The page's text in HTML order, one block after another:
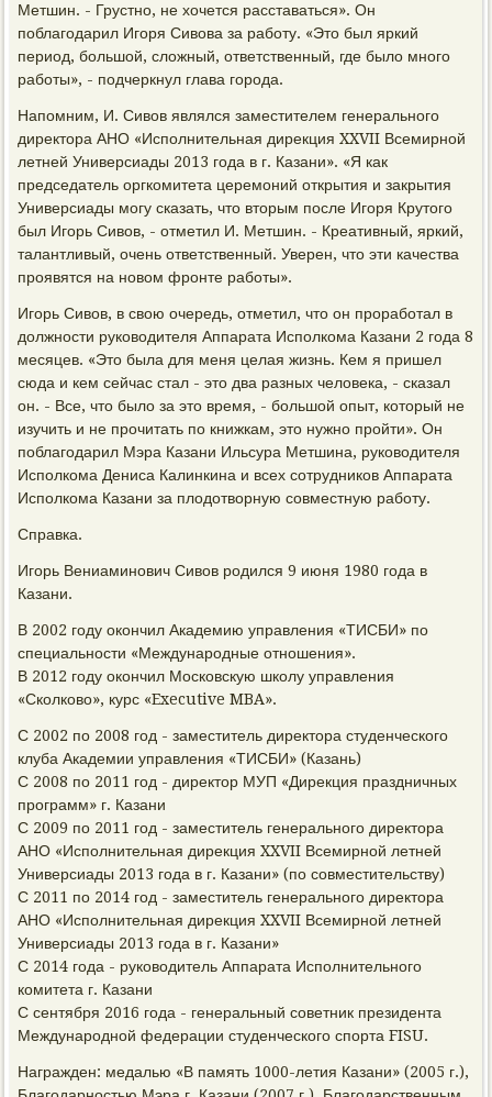
Метшин. - Грустно, не хочется расставаться». Он
поблагодарил Игоря Сивова за работу. «Это был яркий
период, большой, сложный, ответственный, где было много
работы», - подчеркнул глава города.
Напомним, И. Сивов являлся заместителем генерального
директора АНО «Исполнительная дирекция XXVII Всемирной
летней Универсиады 2013 года в г. Казани». «Я как
председатель оргкомитета церемоний открытия и закрытия
Универсиады могу сказать, что вторым после Игоря Крутого
был Игорь Сивов, - отметил И. Метшин. - Креативный, яркий,
талантливый, очень ответственный. Уверен, что эти качества
проявятся на новом фронте работы».
Игорь Сивов, в свою очередь, отметил, что он проработал в
должности руководителя Аппарата Исполкома Казани 2 года 8
месяцев. «Это была для меня целая жизнь. Кем я пришел
сюда и кем сейчас стал - это два разных человека, - сказал
он. - Все, что было за это время, - большой опыт, который не
изучить и не прочитать по книжкам, это нужно пройти». Он
поблагодарил Мэра Казани Ильсура Метшина, руководителя
Исполкома Дениса Калинкина и всех сотрудников Аппарата
Исполкома Казани за плодотворную совместную работу.
Справка.
Игорь Вениаминович Сивов родился 9 июня 1980 года в
Казани.
В 2002 году окончил Академию управления «ТИСБИ» по
специальности «Международные отношения».
В 2012 году окончил Московскую школу управления
«Сколково», курс «Executive MBA».
С 2002 по 2008 год - заместитель директора студенческого
клуба Академии управления «ТИСБИ» (Казань)
С 2008 по 2011 год - директор МУП «Дирекция праздничных
программ» г. Казани
С 2009 по 2011 год - заместитель генерального директора
АНО «Исполнительная дирекция XXVII Всемирной летней
Универсиады 2013 года в г. Казани» (по совместительству)
С 2011 по 2014 год - заместитель генерального директора
АНО «Исполнительная дирекция XXVII Всемирной летней
Универсиады 2013 года в г. Казани»
С 2014 года - руководитель Аппарата Исполнительного
комитета г. Казани
С сентября 2016 года - генеральный советник президента
Международной федерации студенческого спорта FISU.
Награжден: медалью «В память 1000-летия Казани» (2005 г.),